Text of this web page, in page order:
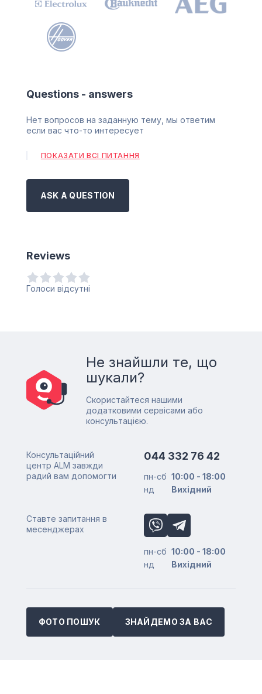
Questions - answers
Нет вопросов на заданную тему, мы ответим
если вас что-то интересует
ПОКАЗАТИ ВСІ ПИТАННЯ
ASK A QUESTION
Reviews
Голоси відсутні
Не знайшли те, що
шукали?
Скористайтеся нашими
додатковими сервісами або
консультацією.
Консультаційний
центр ALM завжди
радий вам допомогти
044 332 76 42
пн-сб 10:00 - 18:00
нд
Вихідний
Ставте запитання в
месенджерах
пн-сб 10:00 - 18:00
нд
Вихідний
ФОТО ПОШУК ЗНАЙДЕМО ЗА ВАС